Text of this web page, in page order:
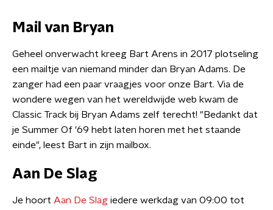
Mail van Bryan
Geheel onverwacht kreeg Bart Arens in 2017 plotseling
een mailtje van niemand minder dan Bryan Adams. De
zanger had een paar vraagjes voor onze Bart. Via de
wondere wegen van het wereldwijde web kwam de
Classic Track bij Bryan Adams zelf terecht! "Bedankt dat
je Summer Of '69 hebt laten horen met het staande
einde", leest Bart in zijn mailbox.
Aan De Slag
Je hoort Aan De Slag iedere werkdag van 09:00 tot